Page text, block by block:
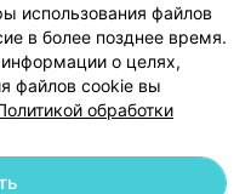
использования файлов
в более позднее время.
о целях,
файлов cookie вы
обработки